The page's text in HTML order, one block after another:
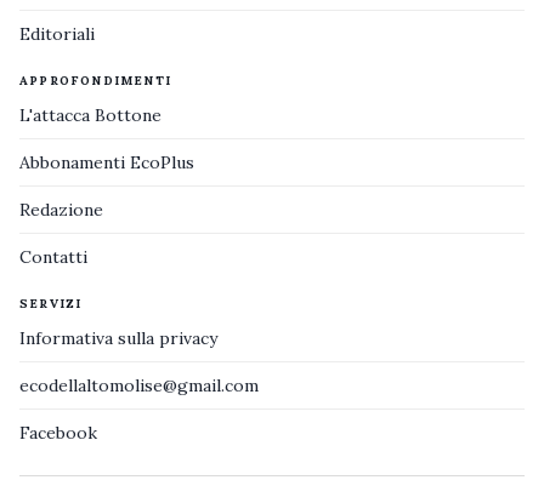
Editoriali
APPROFONDIMENTI
L'attacca Bottone
Abbonamenti EcoPlus
Redazione
Contatti
SERVIZI
Informativa sulla privacy
ecodellaltomolise@gmail.com
Facebook